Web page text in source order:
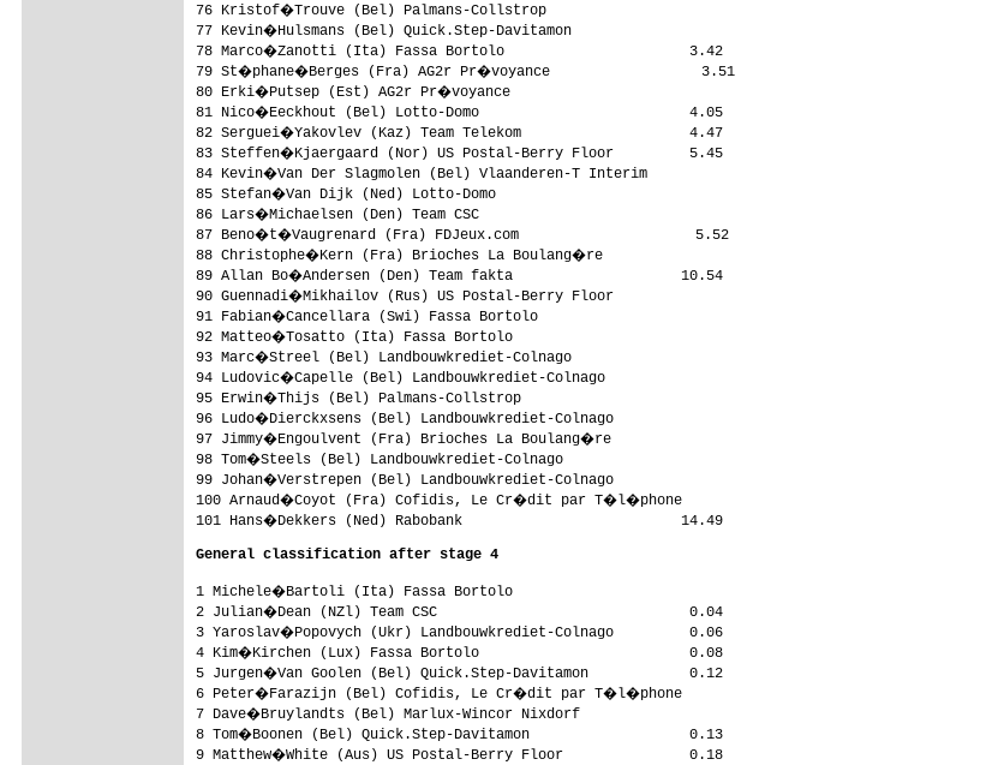
76 Kristof�Trouve (Bel) Palmans-Collstrop
77 Kevin�Hulsmans (Bel) Quick.Step-Davitamon
78 Marco�Zanotti (Ita) Fassa Bortolo                      3.42
79 St�phane�Berges (Fra) AG2r Pr�voyance                  3.51
80 Erki�Putsep (Est) AG2r Pr�voyance
81 Nico�Eeckhout (Bel) Lotto-Domo                         4.05
82 Serguei�Yakovlev (Kaz) Team Telekom                    4.47
83 Steffen�Kjaergaard (Nor) US Postal-Berry Floor         5.45
84 Kevin�Van Der Slagmolen (Bel) Vlaanderen-T Interim
85 Stefan�Van Dijk (Ned) Lotto-Domo
86 Lars�Michaelsen (Den) Team CSC
87 Beno�t�Vaugrenard (Fra) FDJeux.com                     5.52
88 Christophe�Kern (Fra) Brioches La Boulang�re
89 Allan Bo�Andersen (Den) Team fakta                    10.54
90 Guennadi�Mikhailov (Rus) US Postal-Berry Floor
91 Fabian�Cancellara (Swi) Fassa Bortolo
92 Matteo�Tosatto (Ita) Fassa Bortolo
93 Marc�Streel (Bel) Landbouwkrediet-Colnago
94 Ludovic�Capelle (Bel) Landbouwkrediet-Colnago
95 Erwin�Thijs (Bel) Palmans-Collstrop
96 Ludo�Dierckxsens (Bel) Landbouwkrediet-Colnago
97 Jimmy�Engoulvent (Fra) Brioches La Boulang�re
98 Tom�Steels (Bel) Landbouwkrediet-Colnago
99 Johan�Verstrepen (Bel) Landbouwkrediet-Colnago
100 Arnaud�Coyot (Fra) Cofidis, Le Cr�dit par T�l�phone
101 Hans�Dekkers (Ned) Rabobank                          14.49
General classification after stage 4
1 Michele�Bartoli (Ita) Fassa Bortolo
2 Julian�Dean (NZl) Team CSC                              0.04
3 Yaroslav�Popovych (Ukr) Landbouwkrediet-Colnago         0.06
4 Kim�Kirchen (Lux) Fassa Bortolo                         0.08
5 Jurgen�Van Goolen (Bel) Quick.Step-Davitamon            0.12
6 Peter�Farazijn (Bel) Cofidis, Le Cr�dit par T�l�phone
7 Dave�Bruylandts (Bel) Marlux-Wincor Nixdorf
8 Tom�Boonen (Bel) Quick.Step-Davitamon                   0.13
9 Matthew�White (Aus) US Postal-Berry Floor               0.18